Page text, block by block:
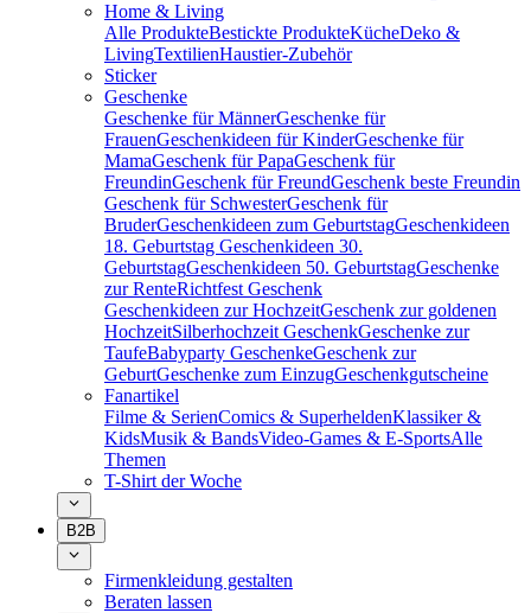
Home & Living
Alle ProdukteBestickte ProdukteKücheDeko &
LivingTextilienHaustier-Zubehör
Sticker
Geschenke
Geschenke für MännerGeschenke für
FrauenGeschenkideen für KinderGeschenke für
MamaGeschenk für PapaGeschenk für
FreundinGeschenk für FreundGeschenk beste Freundin
Geschenk für SchwesterGeschenk für
BruderGeschenkideen zum GeburtstagGeschenkideen
18. Geburtstag Geschenkideen 30.
GeburtstagGeschenkideen 50. GeburtstagGeschenke
zur RenteRichtfest Geschenk
Geschenkideen zur HochzeitGeschenk zur goldenen
HochzeitSilberhochzeit GeschenkGeschenke zur
TaufeBabyparty GeschenkeGeschenk zur
GeburtGeschenke zum EinzugGeschenkgutscheine
Fanartikel
Filme & SerienComics & SuperheldenKlassiker &
KidsMusik & BandsVideo-Games & E-SportsAlle
Themen
T-Shirt der Woche
B2B
Firmenkleidung gestalten
Beraten lassen